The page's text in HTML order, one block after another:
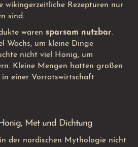
wikingerzeitliche Rezepturen nur
sind.
waren sparsam nutzbar.
Wachs, um kleine Dinge
nicht viel Honig, um
Kleine Mengen hatten großen
in einer Vorratswirtschaft
Met und Dichtung
der nordischen Mythologie nicht